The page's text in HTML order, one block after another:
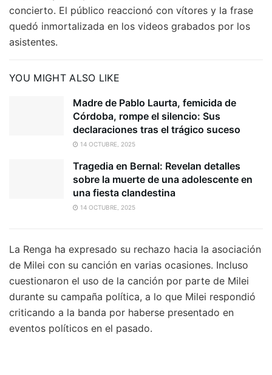
concierto. El público reaccionó con vítores y la frase
quedó inmortalizada en los videos grabados por los
asistentes.
YOU MIGHT ALSO LIKE
Madre de Pablo Laurta, femicida de
Córdoba, rompe el silencio: Sus
declaraciones tras el trágico suceso
14 OCTUBRE, 2025
Tragedia en Bernal: Revelan detalles
sobre la muerte de una adolescente en
una fiesta clandestina
14 OCTUBRE, 2025
La Renga ha expresado su rechazo hacia la asociación
de Milei con su canción en varias ocasiones. Incluso
cuestionaron el uso de la canción por parte de Milei
durante su campaña política, a lo que Milei respondió
criticando a la banda por haberse presentado en
eventos políticos en el pasado.